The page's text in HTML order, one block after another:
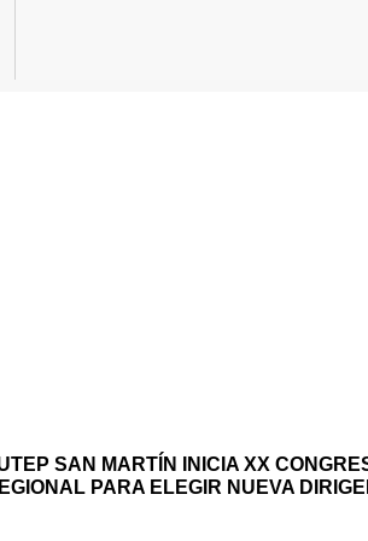
SAN MARTÍN INICIA XX
PARA ELEGIR NUEVA